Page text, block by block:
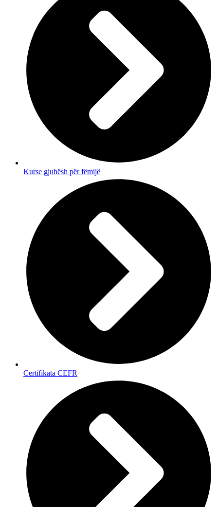
Kurse gjuhësh për fëmijë
Certifikata CEFR